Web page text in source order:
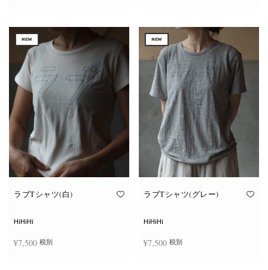
ジ
ら
選
き
ま
す
ジ
ら
選
択
で
き
ま
す
の
品
に
数
の
バ
リ
エ
ー
シ
ョ
ン
が
あ
り
ま
オ
の
商
品
に
は
複
数
の
バ
リ
エ
ー
シ
ョ
ン
が
あ
り
ま
オ
NEW
ラブTシャツ(白)
HiHiHi
¥7,500 税別
NEW
ラブTシャツ(グレー)
HiHiHi
¥7,500 税別